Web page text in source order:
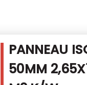
PANNEAU
50MM